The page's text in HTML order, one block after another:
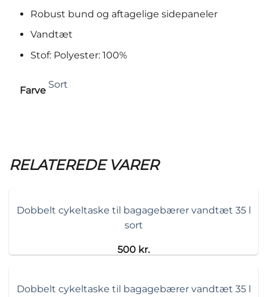
Robust bund og aftagelige sidepaneler
Vandtæt
Stof: Polyester: 100%
Farve
Sort
RELATEREDE VARER
Dobbelt cykeltaske til bagagebærer vandtæt 35 l
sort
500 kr.
Dobbelt cykeltaske til bagagebærer vandtæt 35 l